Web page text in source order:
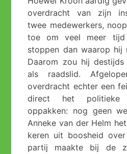
overdracht van zijn
twee medewerkers,
toe om veel meer
stoppen dan waarop hij
Daarom zou hij
als raadslid.
overdracht echter een
direct het politieke
oppakken: nog geen
Anneke van der Helm
keren uit boosheid
partij maakte bij de